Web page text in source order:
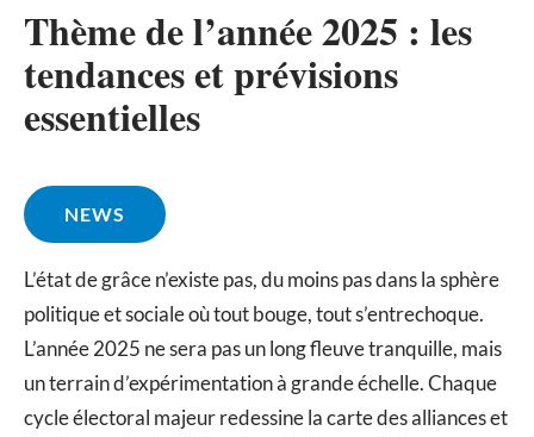
Thème de l’année 2025 : les
tendances et prévisions
essentielles
NEWS
L’état de grâce n’existe pas, du moins pas dans la sphère
politique et sociale où tout bouge, tout s’entrechoque.
L’année 2025 ne sera pas un long fleuve tranquille, mais
un terrain d’expérimentation à grande échelle. Chaque
cycle électoral majeur redessine la carte des alliances et